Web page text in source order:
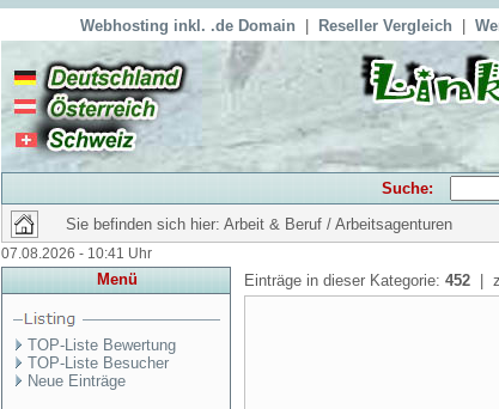
Webhosting inkl. .de Domain Reseller Vergleich
Suche:
Sie befinden sich hier: Arbeit & Beruf / Arbeitsagenturen
07.08.2026 - 10:41 Uhr
Menü
TOP-Liste Bewertung
TOP-Liste Besucher
Neue Einträge
Einträge in dieser Kategorie: 452 |